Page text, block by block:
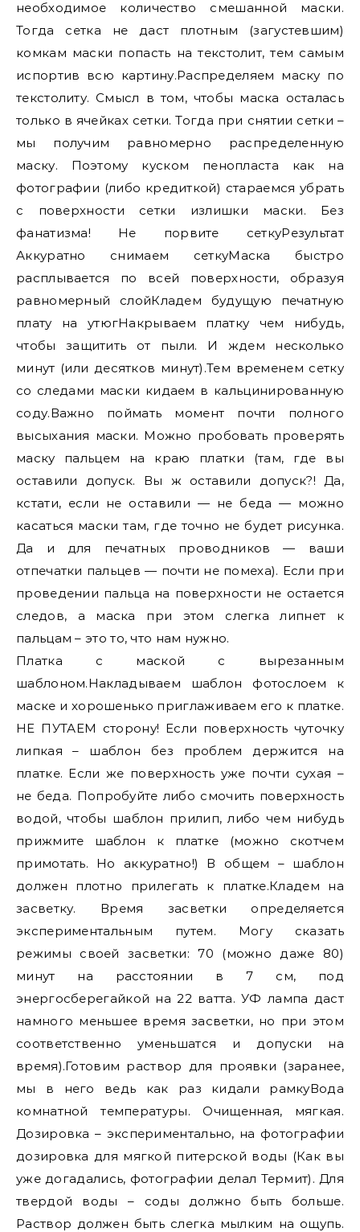
необходимое количество смешанной маски.
Тогда сетка не даст плотным (загустевшим)
комкам маски попасть на текстолит, тем самым
испортив всю картину.Распределяем маску по
текстолиту. Смысл в том, чтобы маска осталась
только в ячейках сетки. Тогда при снятии сетки –
мы получим равномерно распределенную
маску. Поэтому куском пенопласта как на
фотографии (либо кредиткой) стараемся убрать
с поверхности сетки излишки маски. Без
фанатизма! Не порвите сеткуРезультат
Аккуратно снимаем сеткуМаска быстро
расплывается по всей поверхности, образуя
равномерный слойКладем будущую печатную
плату на утюгНакрываем платку чем нибудь,
чтобы защитить от пыли. И ждем несколько
минут (или десятков минут).Тем временем сетку
со следами маски кидаем в кальцинированную
соду.Важно поймать момент почти полного
высыхания маски. Можно пробовать проверять
маску пальцем на краю платки (там, где вы
оставили допуск. Вы ж оставили допуск?! Да,
кстати, если не оставили — не беда — можно
касаться маски там, где точно не будет рисунка.
Да и для печатных проводников — ваши
отпечатки пальцев — почти не помеха). Если при
проведении пальца на поверхности не остается
следов, а маска при этом слегка липнет к
пальцам – это то, что нам нужно.
Платка с маской с вырезанным
шаблоном.Накладываем шаблон фотослоем к
маске и хорошенько приглаживаем его к платке.
НЕ ПУТАЕМ сторону! Если поверхность чуточку
липкая – шаблон без проблем держится на
платке. Если же поверхность уже почти сухая –
не беда. Попробуйте либо смочить поверхность
водой, чтобы шаблон прилип, либо чем нибудь
прижмите шаблон к платке (можно скотчем
примотать. Но аккуратно!) В общем – шаблон
должен плотно прилегать к платке.Кладем на
засветку. Время засветки определяется
экспериментальным путем. Могу сказать
режимы своей засветки: 70 (можно даже 80)
минут на расстоянии в 7 см, под
энергосберегайкой на 22 ватта. УФ лампа даст
намного меньшее время засветки, но при этом
соответственно уменьшатся и допуски на
время).Готовим раствор для проявки (заранее,
мы в него ведь как раз кидали рамкуВода
комнатной температуры. Очищенная, мягкая.
Дозировка – экспериментально, на фотографии
дозировка для мягкой питерской воды (Как вы
уже догадались, фотографии делал Термит). Для
твердой воды – соды должно быть больше.
Раствор должен быть слегка мылким на ощупь.